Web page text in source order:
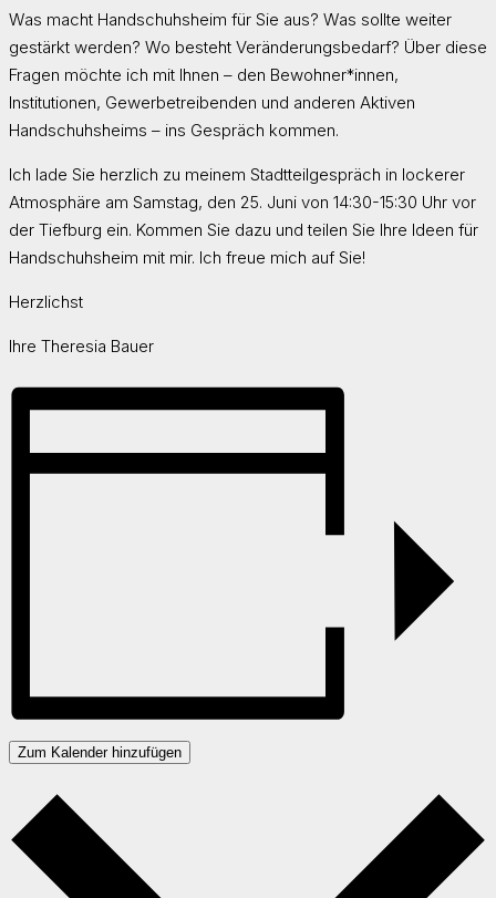
Was macht Handschuhsheim für Sie aus? Was sollte weiter
gestärkt werden? Wo besteht Veränderungsbedarf? Über diese
Fragen möchte ich mit Ihnen – den Bewohner*innen,
Institutionen, Gewerbetreibenden und anderen Aktiven
Handschuhsheims – ins Gespräch kommen.
Ich lade Sie herzlich zu meinem Stadtteilgespräch in lockerer
Atmosphäre am Samstag, den 25. Juni von 14:30-15:30 Uhr vor
der Tiefburg ein. Kommen Sie dazu und teilen Sie Ihre Ideen für
Handschuhsheim mit mir. Ich freue mich auf Sie!
Herzlichst
Ihre Theresia Bauer
Zum Kalender hinzufügen